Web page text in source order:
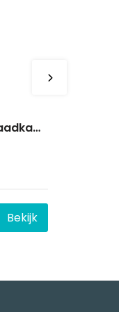
Cobbel Mini - USB-oplaadkabel
Bekijk